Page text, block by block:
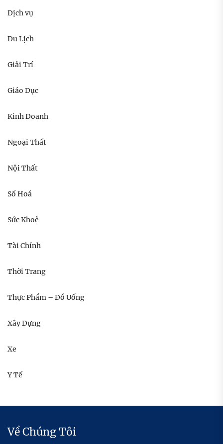
Dịch vụ
Du Lịch
Giải Trí
Giáo Dục
Kinh Doanh
Ngoại Thất
Nội Thất
Số Hoá
Sức Khoẻ
Tài Chính
Thời Trang
Thực Phẩm – Đồ Uống
Xây Dựng
Xe
Y Tế
Về Chúng Tôi